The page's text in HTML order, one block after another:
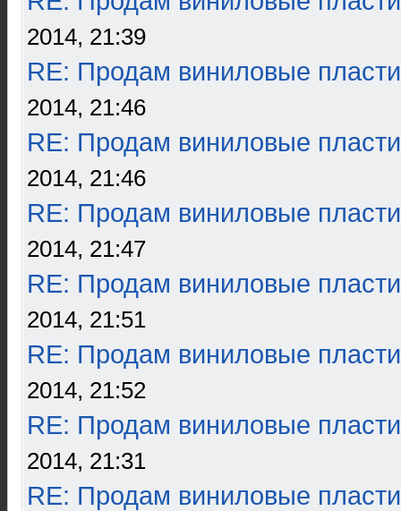
2014, 21:39
RE: Продам виниловые
2014, 21:46
RE: Продам виниловые
2014, 21:46
RE: Продам виниловые
2014, 21:47
RE: Продам виниловые
2014, 21:51
RE: Продам виниловые
2014, 21:52
RE: Продам виниловые
2014, 21:31
RE: Продам виниловые